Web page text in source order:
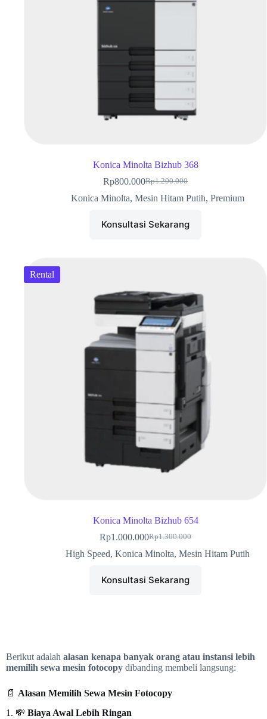
Konica Minolta Bizhub 368
Rp1.200.000
Rp800.000
Konica Minolta, Mesin Hitam Putih, Premium
Konsultasi Sekarang
Rental
Konica Minolta Bizhub 654
Rp1.300.000
Rp1.000.000
High Speed, Konica Minolta, Mesin Hitam Putih
Konsultasi Sekarang
Berikut adalah alasan kenapa banyak orang atau instansi lebih
memilih sewa mesin fotocopy dibanding membeli langsung:
📄 Alasan Memilih Sewa Mesin Fotocopy
1. 💸 Biaya Awal Lebih Ringan